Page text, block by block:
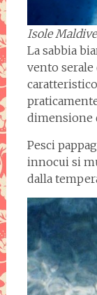
Isole Maldive
La sabbia
vento
dimensione
Pesci
innocui si
dalla